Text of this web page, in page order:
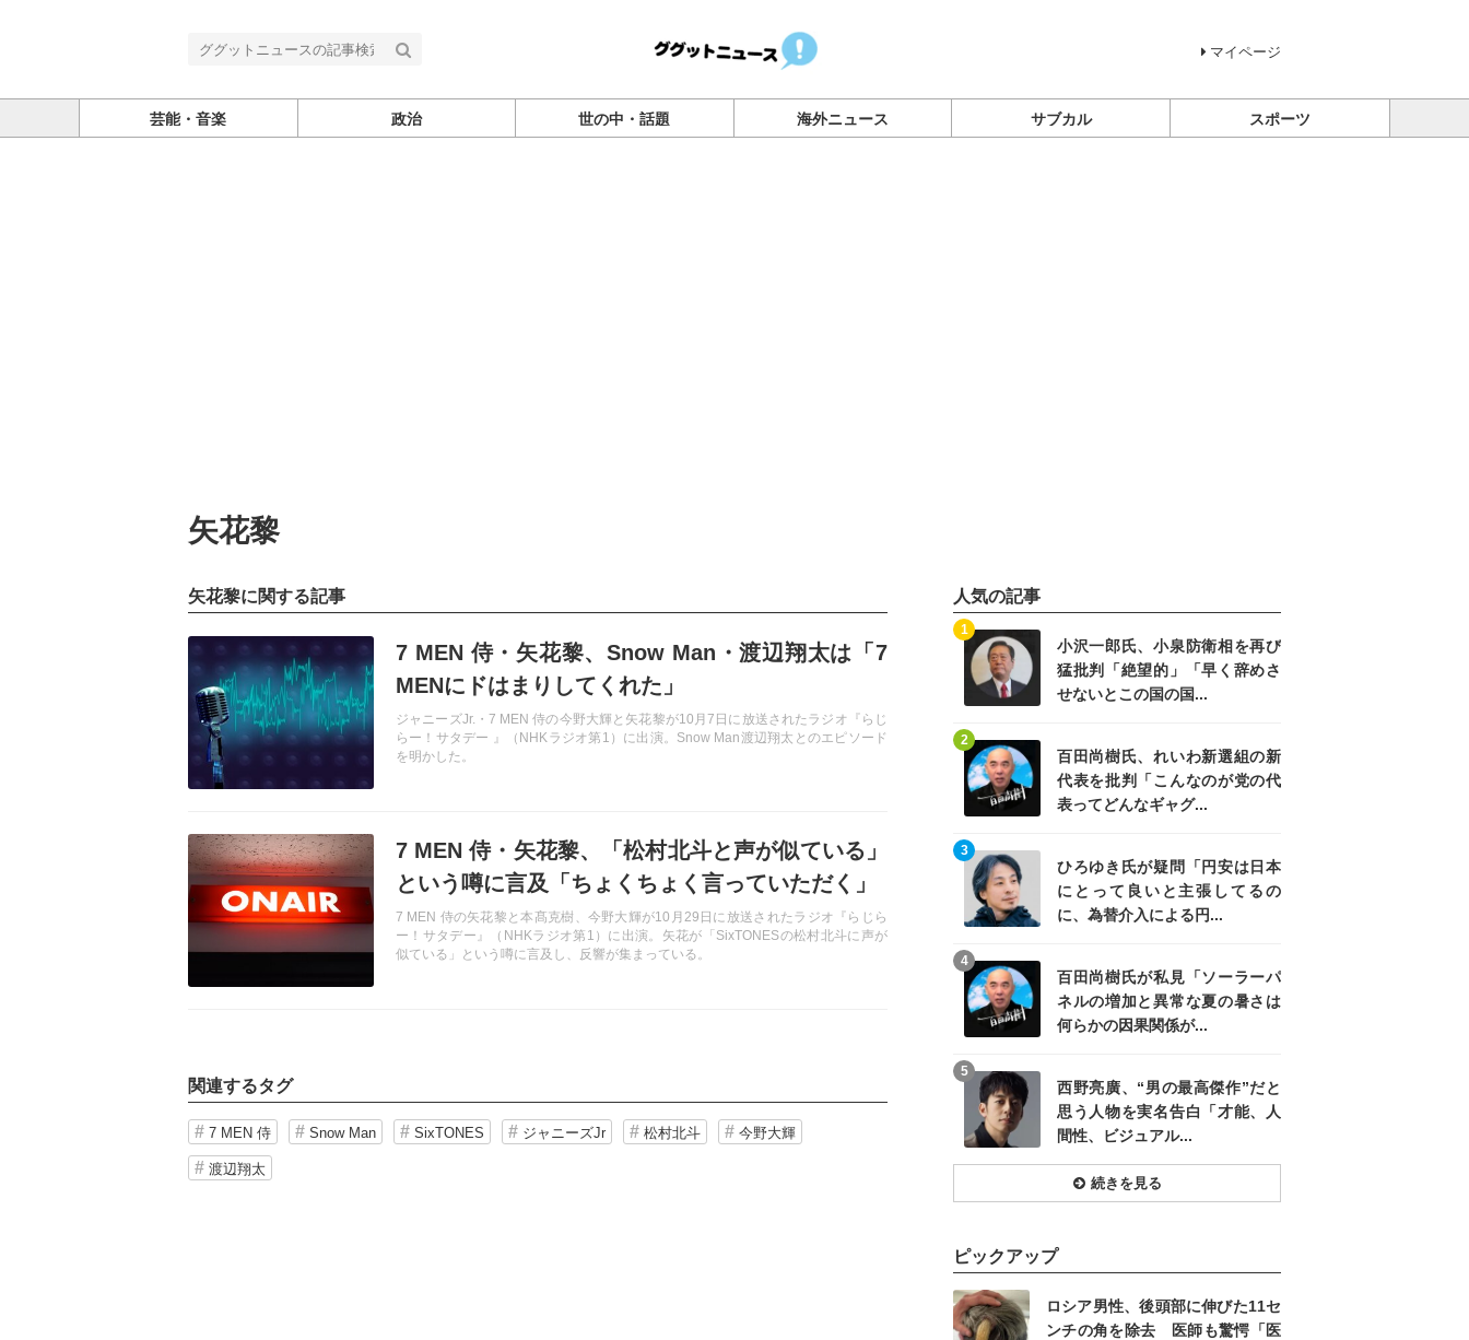
マイページ
芸能・音楽 政治 世の中・話題 海外ニュース サブカル スポーツ
矢花黎
矢花黎に関する記事
7 MEN 侍・矢花黎、Snow Man・渡辺翔太は「7
MENにドはまりしてくれた」
ジャニーズJr.・7 MEN 侍の今野大輝と矢花黎が10月7日に放送されたラジオ『らじ
らー！サタデー 』（NHKラジオ第1）に出演。Snow Man渡辺翔太とのエピソード
を明かした。
7 MEN 侍・矢花黎、「松村北斗と声が似ている」
という噂に言及「ちょくちょく言っていただく」
7 MEN 侍の矢花黎と本髙克樹、今野大輝が10月29日に放送されたラジオ『らじら
ー！サタデー』（NHKラジオ第1）に出演。矢花が「SixTONESの松村北斗に声が
似ている」という噂に言及し、反響が集まっている。
関連するタグ
7 MEN 侍 Snow Man SixTONES ジャニーズJr 松村北斗 今野大輝
渡辺翔太
人気の記事
小沢一郎氏、小泉防衛相を再び
猛批判「絶望的」「早く辞めさ
せないとこの国の国...
1
百田尚樹氏、れいわ新選組の新
代表を批判「こんなのが党の代
表ってどんなギャグ...
2
記事を読む
ひろゆき氏が疑問「円安は日本
にとって良いと主張してるの
に、為替介入による円...
3
記事を読む
百田尚樹氏が私見「ソーラーパ
ネルの増加と異常な夏の暑さは
何らかの因果関係が...
4
西野亮廣、“男の最高傑作”だと
思う人物を実名告白「才能、人
間性、ビジュアル...
5
続きを見る
ピックアップ
ロシア男性、後頭部に伸びた11セ
ンチの角を除去 医師も驚愕「医